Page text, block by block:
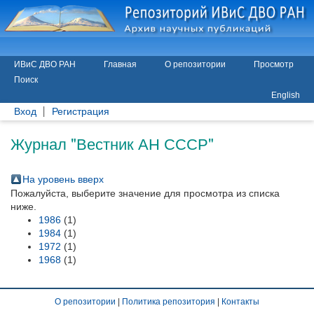
ИВиС ДВО РАН Главная О репозитории
Просмотр
Поиск
English
Вход Регистрация
Журнал "Вестник АН СССР"
На уровень вверх
Пожалуйста, выберите значение для просмотра из списка
ниже.
1986 (1)
1984 (1)
1972 (1)
1968 (1)
О репозитории Политика репозитория Контакты